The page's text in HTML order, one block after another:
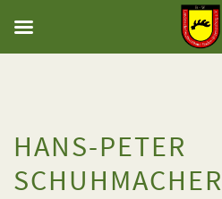
HANS-PETER
SCHUHMACHER